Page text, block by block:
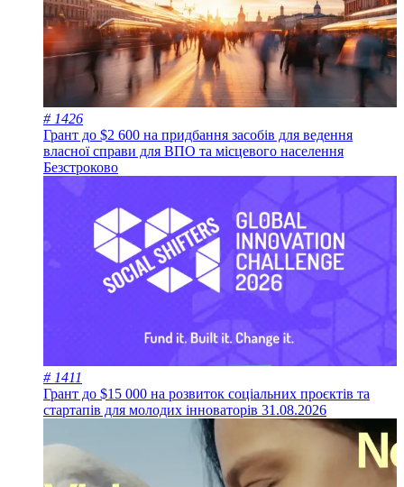
# 1426
Грант до $2 600 на придбання засобів для ведення
власної справи для ВПО та місцевого населення
Безстроково
# 1411
Грант до $15 000 на розвиток соціальних проєктів та
стартапів для молодих інноваторів 31.08.2026